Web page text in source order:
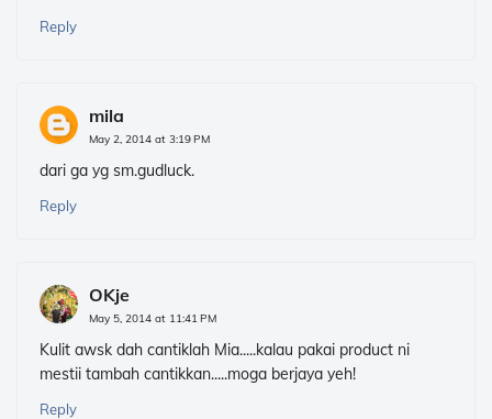
Reply
mila
May 2, 2014 at 3:19 PM
dari ga yg sm.gudluck.
Reply
OKje
May 5, 2014 at 11:41 PM
Kulit awsk dah cantiklah Mia.....kalau pakai product ni
mestii tambah cantikkan.....moga berjaya yeh!
Reply